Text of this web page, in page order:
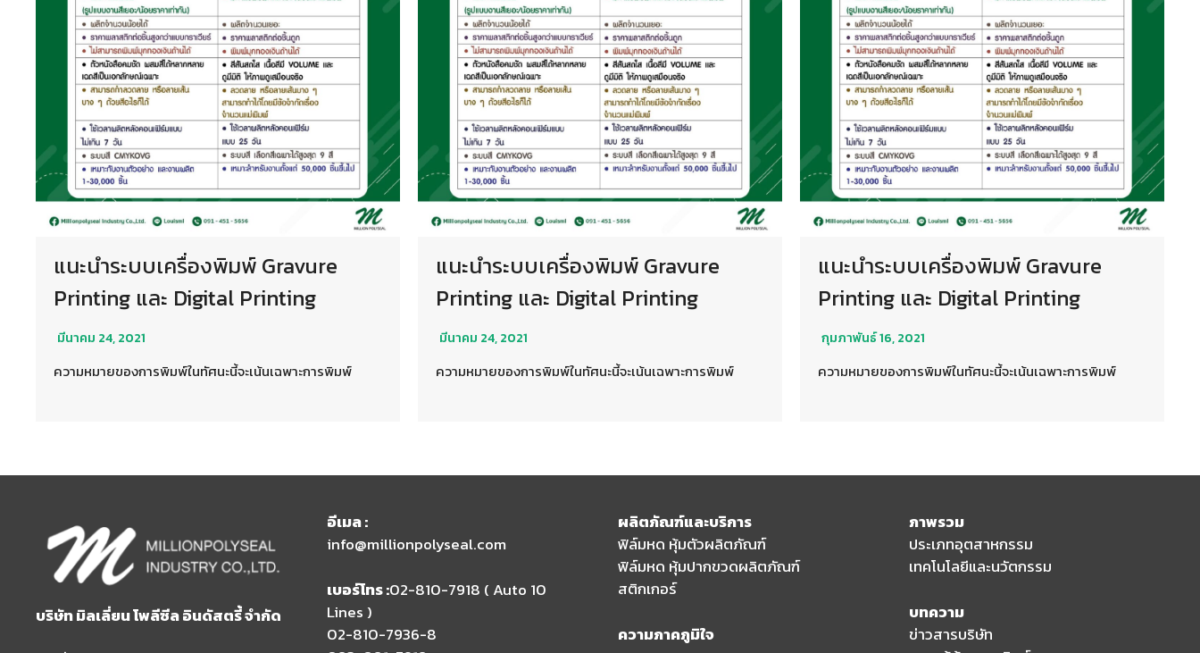
แนะนำระบบเครื่องพิมพ์ Gravure
Printing และ Digital Printing
มีนาคม 24, 2021
ความหมายของการพิมพ์ในทัศนะนี้จะเน้นเฉพาะการพิมพ์
แนะนำระบบเครื่องพิมพ์ Gravure
Printing และ Digital Printing
มีนาคม 24, 2021
ความหมายของการพิมพ์ในทัศนะนี้จะเน้นเฉพาะการพิมพ์
แนะนำระบบเครื่องพิมพ์ Gravure
Printing และ Digital Printing
กุมภาพันธ์ 16, 2021
ความหมายของการพิมพ์ในทัศนะนี้จะเน้นเฉพาะการพิมพ์
บริษัท มิลเลี่ยน โพลีซีล อินดัสตรี้ จำกัด
อีเมล​ :
info@millionpolyseal.com
เบอร์โทร :02-810-7918 ( Auto 10
Lines )​
02-810-7936-8
ผลิตภัณฑ์และบริการ
ฟิล์มหด หุ้มตัวผลิตภัณฑ์
ฟิล์มหด หุ้มปากขวดผลิตภัณฑ์
สติกเกอร์
ความภาคภูมิใจ
ภาพรวม
ประเภทอุตสาหกรรม
เทคโนโลยีและนวัตกรรม
บทความ
ข่าวสารบริษัท